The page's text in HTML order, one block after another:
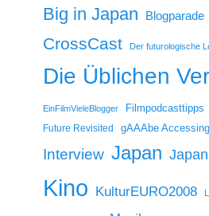
Big in Japan Blogparade
CrossCast Der futurologische
Die Üblichen
EinFilmVieleBlogger Filmpodcasttipps
Future Revisited
gAAAbe
Interview Japan
Kino KulturEURO2008